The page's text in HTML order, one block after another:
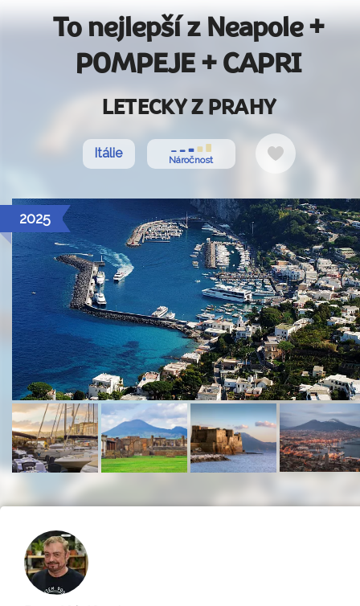
To nejlepší z Neapole +
POMPEJE + CAPRI
LETECKY Z PRAHY
Itálie Náročnost
Do
oblíbených
2025